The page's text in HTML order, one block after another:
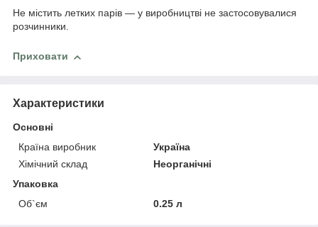
Не містить летких парів ― у виробництві не застосовувалися
розчинники.
Приховати
Характеристики
Основні
Країна виробник
Україна
Хімічний склад
Неорганічні
Упаковка
Об`єм
0.25 л